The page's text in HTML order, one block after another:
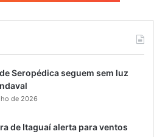
Seropédica seguem sem luz
de 2026
de Itaguaí alerta para ventos